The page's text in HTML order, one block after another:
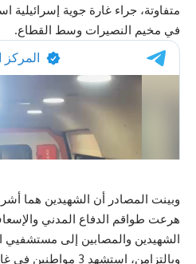
متفاوتة، جراء غارة جوية إسرائيلية
في مخيم النصيرات وسط القطاع.
وبينت المصادر أن الشهيدين هما
هرعت طواقم الدفاع المدني
الشهيدين والمصابين إلى مستشفيي
وبالتزامن، استشهد